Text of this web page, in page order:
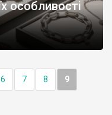
особливості
6 7 8 9